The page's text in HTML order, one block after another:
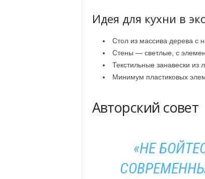
Идея для кухни в
Стол из массива дерева с
Стены — светлые, с
Текстильные занавески из
Минимум пластиковых
Авторский совет
«НЕ